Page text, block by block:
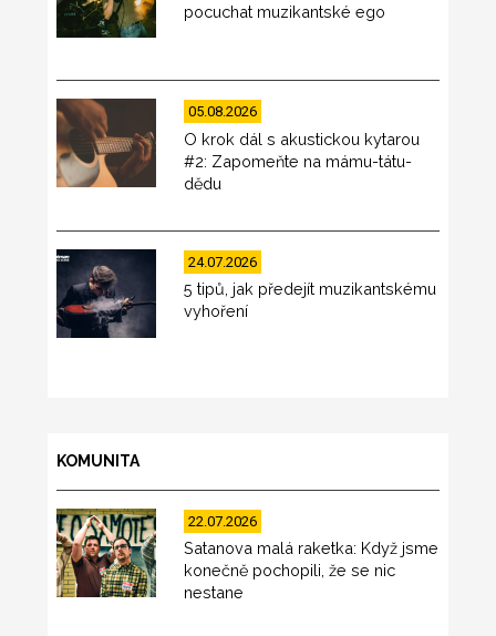
pocuchat muzikantské ego
05.08.2026
O krok dál s akustickou kytarou
#2: Zapomeňte na mámu-tátu-
dědu
24.07.2026
5 tipů, jak předejít muzikantskému
vyhoření
KOMUNITA
22.07.2026
Satanova malá raketka: Když jsme
konečně pochopili, že se nic
nestane